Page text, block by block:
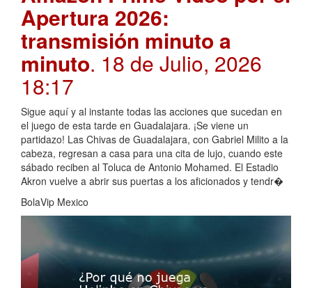
Apertura 2026:
transmisión minuto a
minuto. 18 de Julio, 2026
18:17
Sigue aquí y al instante todas las acciones que sucedan en
el juego de esta tarde en Guadalajara. ¡Se viene un
partidazo! Las Chivas de Guadalajara, con Gabriel Milito a la
cabeza, regresan a casa para una cita de lujo, cuando este
sábado reciben al Toluca de Antonio Mohamed. El Estadio
Akron vuelve a abrir sus puertas a los aficionados y tendr�
BolaVip Mexico